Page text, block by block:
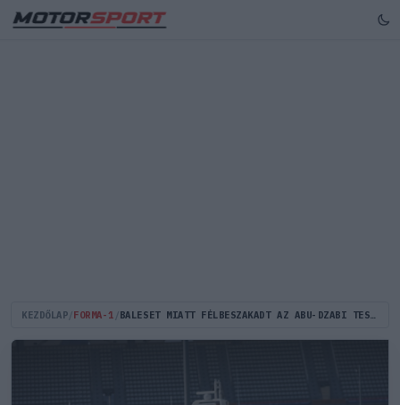
KEZDŐLAP FORMA-1 BALESET MIATT FÉLBESZAKADT AZ ABU-DZABI TESZTNAP, HIRAKAVA FALNAK CSAPÓDOTT (FOTÓ)